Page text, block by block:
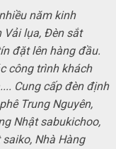
năm kinh
Vải lụa, Đèn sắt
đặt lên hàng đầu.
công trình khách
Cung cấp đèn định
Trung Nguyên,
Nhật sabukichoo,
Nhà Hàng